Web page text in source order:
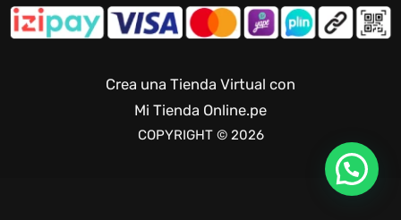
Crea una Tienda Virtual con
Mi Tienda Online.pe
COPYRIGHT © 2026